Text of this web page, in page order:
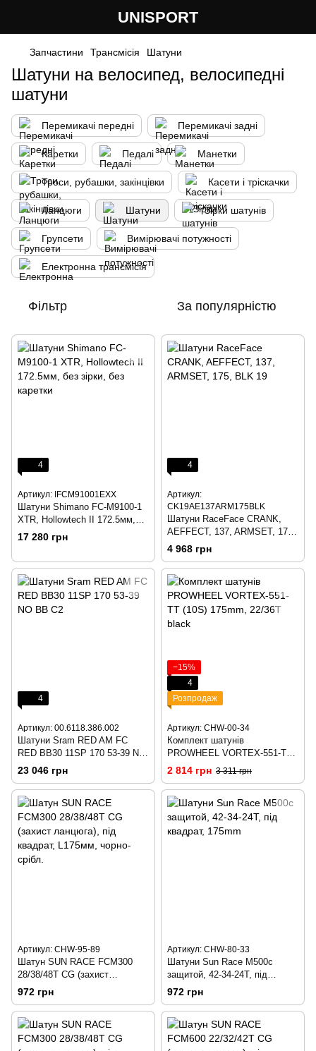
UNISPORT
Запчастини Трансмісія Шатуни
Шатуни на велосипед, велосипедні
шатуни
Перемикачі передні Перемикачі задні
Каретки Педалі Манетки
Троси, рубашки, закінцівки Касети і тріскачки
Ланцюги Шатуни Зірки шатунів
Групсети Вимірювачі потужності
Електронна трансмісія
Фільтр За популярністю
4
Артикул: IFCM91001EXX
Шатуни Shimano FC-M9100-1
XTR, Hollowtech II 172.5мм,
без зірки, без каретки
17 280 грн
4
Артикул:
CK19AE137ARM175BLK
Шатуни RaceFace CRANK,
AEFFECT, 137, ARMSET, 175,
BLK 19
4 968 грн
4
Артикул: 00.6118.386.002
Шатуни Sram RED AM FC
RED BB30 11SP 170 53-39 NO
BB C2
23 046 грн
−15%
4
Розпродаж
Артикул: CHW-00-34
Комплект шатунів
PROWHEEL VORTEX-551-TT
(10S) 175mm, 22/36T black
2 814 грн 3 311 грн
Артикул: CHW-95-89
Шатун SUN RACE FCM300
28/38/48T CG (захист
ланцюга), під квадрат,
L175мм, чорно-срібл.
972 грн
Артикул: CHW-80-33
Шатуни Sun Race M500с
защитой, 42-34-24T, під
квадрат, 175mm
972 грн